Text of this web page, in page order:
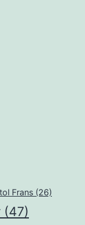
Frans (26)
(47)